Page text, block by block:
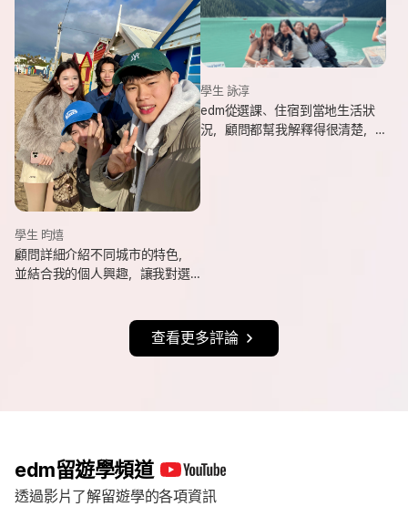
edm的原因。
學生 昀熺
顧問詳細介紹不同城市的特色，
並結合我的個人興趣，讓我對選
學生 詠淳
edm從選課、住宿到當地生活狀
況，顧問都幫我解釋得很清楚，
查看更多評論
edm留遊學頻道
透過影片了解留遊學的各項資訊